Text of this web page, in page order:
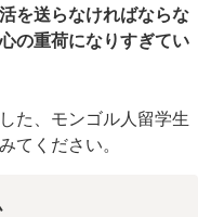
を送らなければならな
の重荷になりすぎてい
た、モンゴル人留学生
てください。